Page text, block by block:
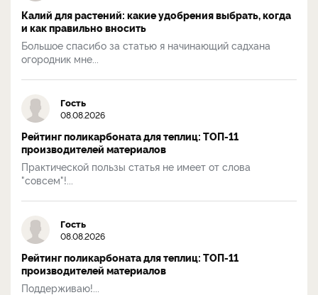
Калий для растений: какие удобрения выбрать, когда
и как правильно вносить
Большое спасибо за статью я начинающий садхана
огородник мне...
Гость
08.08.2026
Рейтинг поликарбоната для теплиц: ТОП-11
производителей материалов
Практической пользы статья не имеет от слова
"совсем"!...
Гость
08.08.2026
Рейтинг поликарбоната для теплиц: ТОП-11
производителей материалов
Поддерживаю!...